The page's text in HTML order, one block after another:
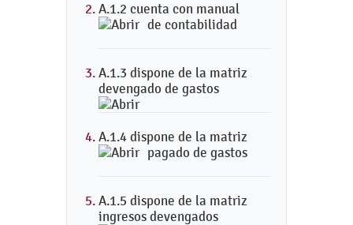
A.1.2 cuenta con manual
de contabilidad
A.1.3 dispone de la matriz
devengado de gastos
A.1.4 dispone de la matriz
pagado de gastos
A.1.5 dispone de la matriz
ingresos devengados